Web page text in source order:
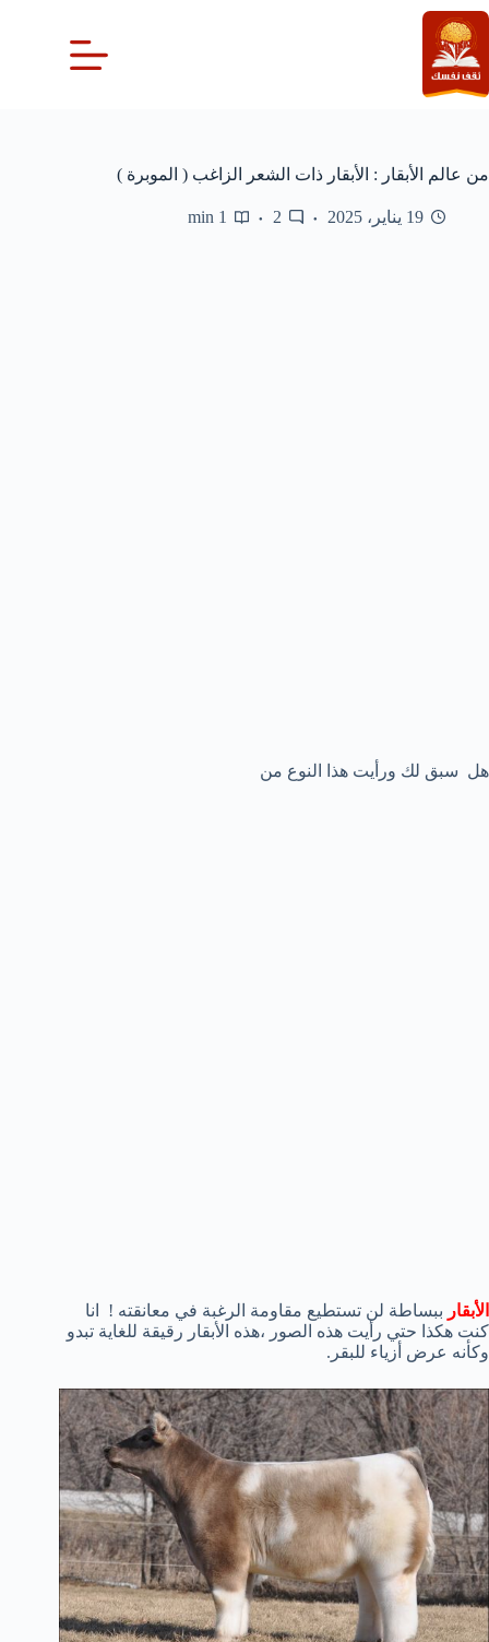
التجاوز
إلى
المحتوى
من عالم الأبقار : الأبقار ذات الشعر الزاغب ( الموبرة )
19 يناير، 2025 2
1 min
هل سبق لك ورأيت هذا النوع من
الأبقار ببساطة لن تستطيع مقاومة الرغبة في معانقته ! انا
كنت هكذا حتي رأيت هذه الصور ،هذه الأبقار رقيقة للغاية تبدو
وكأنه عرض أزياء للبقر.